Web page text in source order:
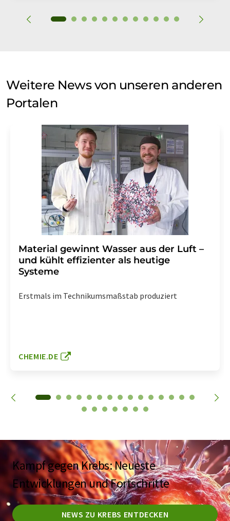
Weitere News von unseren anderen
Portalen
Material gewinnt Wasser aus der Luft –
und kühlt effizienter als heutige
Systeme
Erstmals im Technikumsmaßstab produziert
CHEMIE.DE
Kampf gegen Krebs: Neueste
Entwicklungen und Fortschritte
NEWS ZU KREBS ENTDECKEN